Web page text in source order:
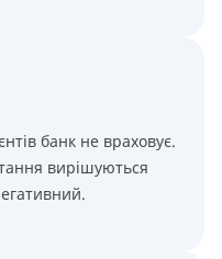
банк не враховує.
вирішуються